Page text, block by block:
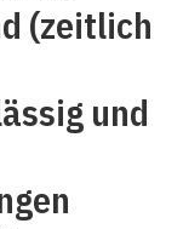
(zeitlich
und